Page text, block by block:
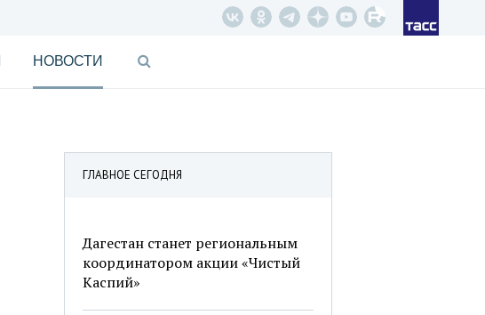
НОВОСТИ
ГЛАВНОЕ СЕГОДНЯ
Дагестан станет региональным
координатором акции «Чистый
Каспий»